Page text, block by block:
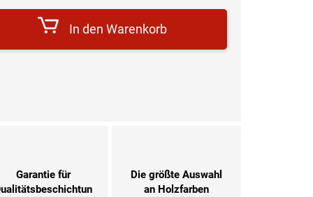
In den Warenkorb
Garantie für
Die größte Auswahl
an Holzfarben